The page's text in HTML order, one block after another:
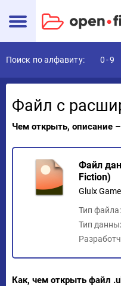
Поиск по алфавиту: 0-9
Файл с
Чем открыть, описание
Файл
Fiction)
Glulx
Тип файла:
Тип
Как, чем открыть файл